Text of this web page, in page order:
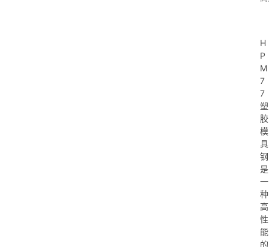
H
P
M
7
7
塑
胶
模
具
钢
是
一
种
高
性
能
的